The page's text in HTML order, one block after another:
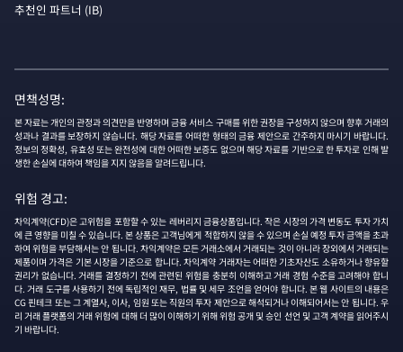
추천인 파트너 (IB)
면책성명:
본 자료는 개인의 관정과 의견만을 반영하며 금융 서비스 구매를 위한 권장을 구성하지 않으며 향후 거래의
성과나 결과를 보장하지 않습니다. 해당 자료를 어떠한 형태의 금융 제안으로 간주하지 마시기 바랍니다.
정보의 정확성, 유효성 또는 완전성에 대한 어떠한 보증도 없으며 해당 자료를 기반으로 한 투자로 인해 발
생한 손실에 대하여 책임을 지지 않음을 알려드립니다.
위험 경고:
차익계약(CFD)은 고위험을 포함할 수 있는 레버리지 금융상품입니다. 작은 시장의 가격 변동도 투자 가치
에 큰 영향을 미칠 수 있습니다. 본 상품은 고객님에게 적합하지 않을 수 있으며 손실 예정 투자 금액을 초과
하여 위험을 부담해서는 안 됩니다. 차익계약은 모든 거래소에서 거래되는 것이 아니라 장외에서 거래되는
제품이며 가격은 기본 시장을 기준으로 합니다. 차익계약 거래자는 어떠한 기초자산도 소유하거나 향유할
권리가 없습니다. 거래를 결정하기 전에 관련된 위험을 충분히 이해하고 거래 경험 수준을 고려해야 합니
다. 거래 도구를 사용하기 전에 독립적인 재무, 법률 및 세무 조언을 얻어야 합니다. 본 웹 사이트의 내용은
CG 핀테크 또는 그 계열사, 이사, 임원 또는 직원의 투자 제안으로 해석되거나 이해되어서는 안 됩니다. 우
리 거래 플랫폼의 거래 위험에 대해 더 많이 이해하기 위해 위험 공개 및 승인 선언 및 고객 계약을 읽어주시
기 바랍니다.